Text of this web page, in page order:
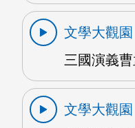
文學大觀園
三國演義
文學大觀園